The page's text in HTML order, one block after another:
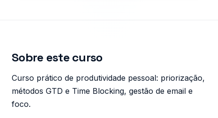
Sobre este curso
Curso prático de produtividade pessoal: priorização,
métodos GTD e Time Blocking, gestão de email e
foco.